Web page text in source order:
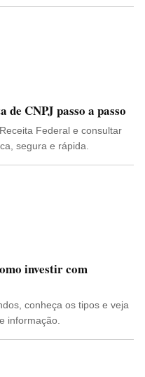
CNPJ passo a passo
Federal e consultar
segura e rápida.
investir com
conheça os tipos e veja
informação.